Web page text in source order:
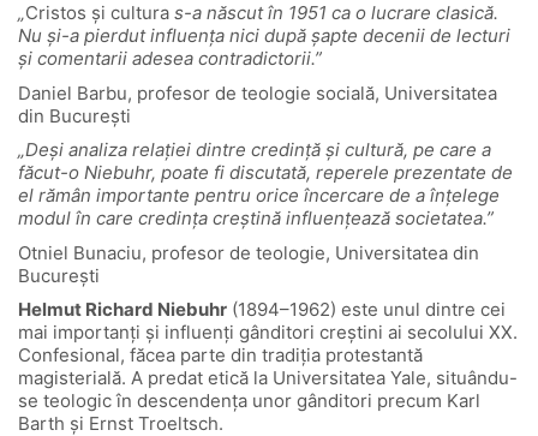
„Cristos și cultura s-a născut în 1951 ca o lucrare clasică.
Nu și-a pierdut influența nici după șapte decenii de lecturi
și comentarii adesea contradictorii.”
Daniel Barbu, profesor de teologie socială, Universitatea
din București
„Deși analiza relației dintre credință și cultură, pe care a
făcut-o Niebuhr, poate fi discutată, reperele prezentate de
el rămân importante pentru orice încercare de a înțelege
modul în care credința creștină influențează societatea.”
Otniel Bunaciu, profesor de teologie, Universitatea din
București
Helmut Richard Niebuhr (1894–1962) este unul dintre cei
mai importanți și influenți gânditori creștini ai secolului XX.
Confesional, făcea parte din tradiția protestantă
magisterială. A predat etică la Universitatea Yale, situându-
se teologic în descendența unor gânditori precum Karl
Barth și Ernst Troeltsch.